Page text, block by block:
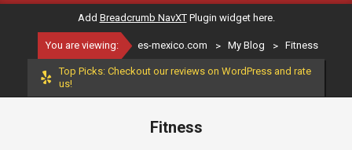
Navigation
Add Breadcrumb NavXTPlugin widget here.
You are viewing: es-mexico.com > My Blog > Fitness
Top Picks: Checkout our reviews on WordPress and rate
us!
Fitness